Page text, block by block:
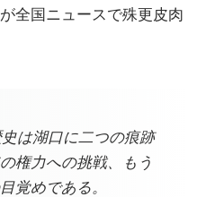
全国ニュースで殊更皮肉
は湖口に二つの痕跡
権力への挑戦、もう
覚めである。